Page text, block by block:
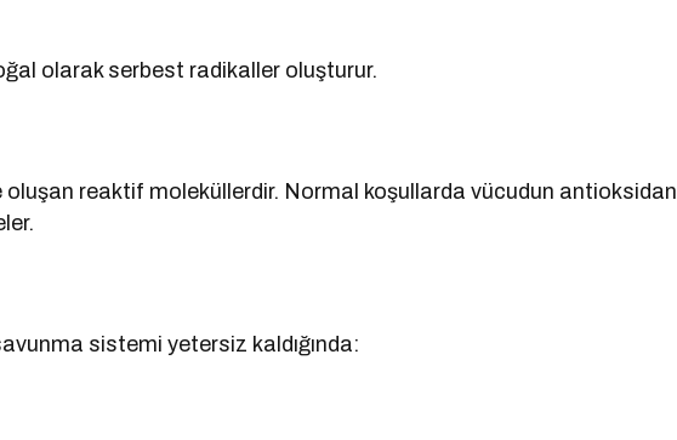
olarak serbest radikaller oluşturur.
oluşan reaktif moleküllerdir. Normal koşullarda vücudun antioksidan
sistemi yetersiz kaldığında: